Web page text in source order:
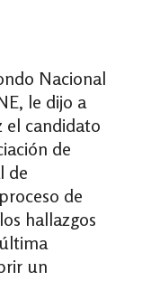
Nacional
le dijo a
el candidato
de
de
de
hallazgos
un